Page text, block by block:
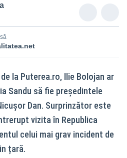
la Puterea.ro, Ilie Bolojan ar
Sandu să fie președintele
Dan. Surprinzător este
vizita în Republica
celui mai grav incident de
țară.